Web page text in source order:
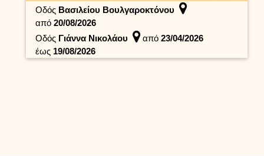
Οδός Βασιλείου Βουλγαροκτόνου
από 20/08/2026
Οδός Γιάννα Νικολάου από 23/04/2026
έως 19/08/2026